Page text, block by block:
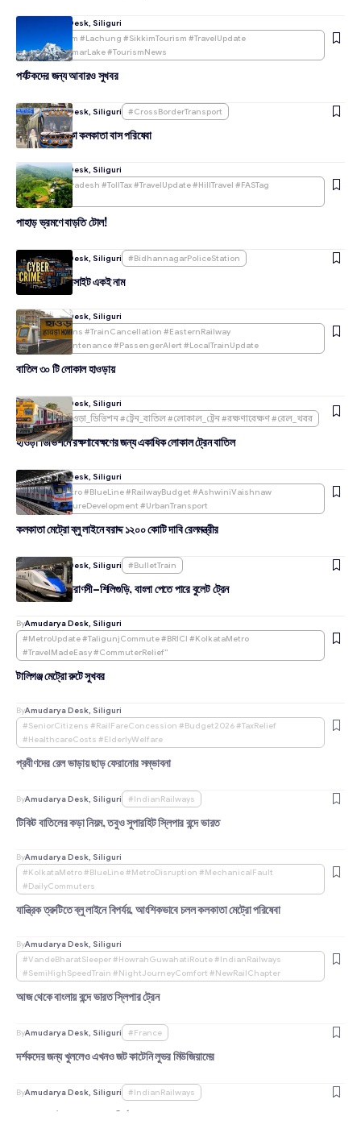
Amudarya Desk, Siliguri
#NorthSikkim #Lachung #SikkimTourism #TravelUpdate
#GurudongmarLake #TourismNews
পর্যটকদের জন্য আবারও সুখবর
ByAmudarya Desk, Siliguri #CrossBorderTransport
ফের চালু হবে ঢাকা কলকাতা বাস পরিষেবা
ByAmudarya Desk, Siliguri
#HimachalPradesh #TollTax #TravelUpdate #HillTravel #FASTag
#IndiaNews
পাহাড় ভ্রমণে বাড়তি টোল!
ByAmudarya Desk, Siliguri #BidhannagarPoliceStation
ভিন্ন ভুয়ো ওয়েবসাইট একই নাম
ByAmudarya Desk, Siliguri
#HowrahTrains #TrainCancellation #EasternRailway
#RailwayMaintenance #PassengerAlert #LocalTrainUpdate
বাতিল ৩০ টি লোকাল হাওড়ায়
ByAmudarya Desk, Siliguri
#পূর্ব_রেল #হাওড়া_ডিভিশন #ট্রেন_বাতিল #লোকাল_ট্রেন #রক্ষণাবেক্ষণ #রেল_খবর
হাওড়া ডিভিশনে রক্ষণাবেক্ষণের জন্য একাধিক লোকাল ট্রেন বাতিল
By Amudarya Desk, Siliguri
#KolkataMetro #BlueLine #RailwayBudget #AshwiniVaishnaw
#InfrastructureDevelopment #UrbanTransport
কলকাতা মেট্রো ব্লু লাইনে বরাদ্দ ১২০০ কোটি দাবি রেলমন্ত্রীর
ByAmudarya Desk, Siliguri #BulletTrain
মাত্র ৩ ঘণ্টায় বারাণসী–শিলিগুড়ি, বাংলা পেতে পারে বুলেট ট্রেন
ByAmudarya Desk, Siliguri
#MetroUpdate #TaligunjCommute #BRICI #KolkataMetro
#TravelMadeEasy #CommuterRelief"
টালিগঞ্জ মেট্রো রুটে সুখবর
ByAmudarya Desk, Siliguri
#SeniorCitizens #RailFareConcession #Budget2026 #TaxRelief
#HealthcareCosts #ElderlyWelfare
প্রবীণদের রেল ভাড়ায় ছাড় ফেরানোর সম্ভাবনা
ByAmudarya Desk, Siliguri #IndianRailways
টিকিট বাতিলের কড়া নিয়ম, তবুও সুপারহিট স্লিপার বন্দে ভারত
ByAmudarya Desk, Siliguri
#KolkataMetro #BlueLine #MetroDisruption #MechanicalFault
#DailyCommuters
যান্ত্রিক ত্রুটিতে ব্লু লাইনে বিপর্যয়, আংশিকভাবে চলল কলকাতা মেট্রো পরিষেবা
ByAmudarya Desk, Siliguri
#VandeBharatSleeper #HowrahGuwahatiRoute #IndianRailways
#SemiHighSpeedTrain #NightJourneyComfort #NewRailChapter
আজ থেকে বাংলায় বন্দে ভারত স্লিপার ট্রেন
ByAmudarya Desk, Siliguri #France
দর্শকদের জন্য খুললেও এখনও জট কাটেনি লুভর মিউজিয়ামের
ByAmudarya Desk, Siliguri #IndianRailways
আজ থেকে ট্রেন ভাড়া বাড়ল, দীর্ঘ যাত্রায় আরও খরচ হবে